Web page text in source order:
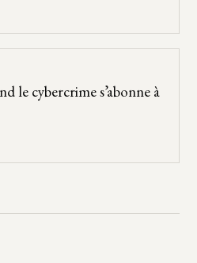
le cybercrime s’abonne à